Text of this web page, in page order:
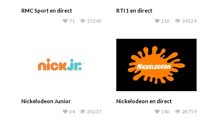
RMC Sport en direct
37240
71
RTI 1 en direct
34329
110
Nickelodeon Junior
20237
64
Nickelodeon en direct
28759
140